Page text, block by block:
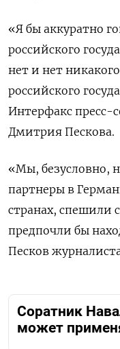
«Я бы аккуратно
российского
нет и нет
российского
Интерфакс пресс-
Дмитрия Пескова.
«Мы, безусловно,
партнеры в
странах,
предпочли бы
Песков
Соратник
может